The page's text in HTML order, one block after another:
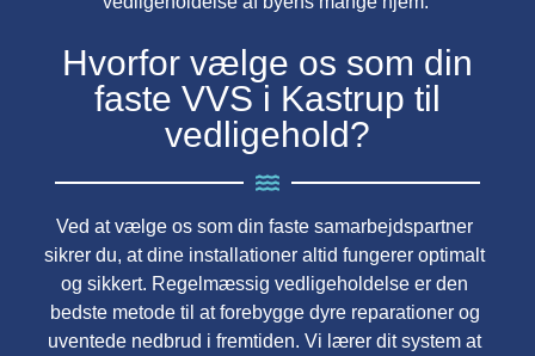
Hvorfor vælge os som din
faste VVS i Kastrup til
vedligehold?
Ved at vælge os som din faste samarbejdspartner
sikrer du, at dine installationer altid fungerer optimalt
og sikkert. Regelmæssig vedligeholdelse er den
bedste metode til at forebygge dyre reparationer og
uventede nedbrud i fremtiden. Vi lærer dit system at